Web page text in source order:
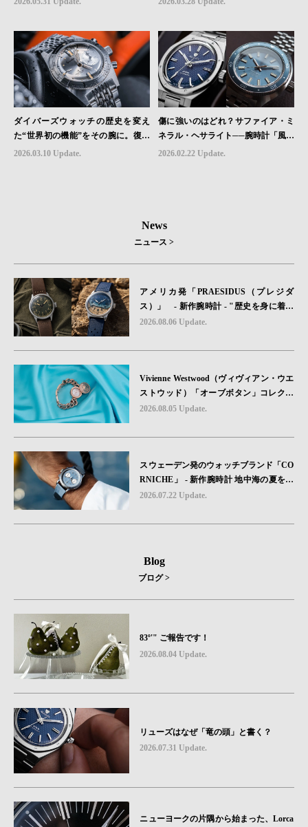
ダイバーズウォッチの歴史を変え
た“世界初の機能”をその腕に。復活
を遂げたAquastarの革新｜HMS Bra
2026.03.10 Update.
傷に強いのはどれ？サファイア・ミ
ネラル・ヘサライト──腕時計「風防
素材」の本当の違い
2026.02.22 Update.
News
ニュース >
アメリカ発「PRAESIDUS（プレジダ
ス）」 - 新作腕時計 - "歴史を身に着け
る“ -戦場を駆け抜けたWillys MBのボンネ
砂を文字盤に閉じ込めた「A-11」コレク
2026.08.06 Update.
Vivienne Westwood（ヴィヴィアン・ウエ
ストウッド）「オーブボタン」コレクシ
ョンに、⽇本限定カラーのローズゴール
2026.08.05 Update.
スウェーデン発のウォッチブランド「CO
RNICHE」 - 新作腕時計 地中海の夏を映
す、爽やかなブルーダイヤル「Heritage C
2026.07.22 Update.
Blog
ブログ >
83º'" ご報告です！
2026.08.04 Update.
リューズはなぜ「竜の頭」と書く？
2026.07.31 Update.
ニューヨークの片隅から始まった、Lorca